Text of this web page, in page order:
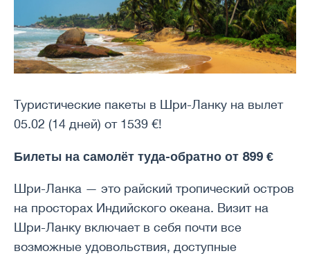
Туристические пакеты в Шри-Ланку на вылет
05.02 (14 дней) от 1539 €!
Билеты на самолёт туда-обратно от 899 €
Шри-Ланка — это райский тропический остров
на просторах Индийского океана. Визит на
Шри-Ланку включает в себя почти все
возможные удовольствия, доступные